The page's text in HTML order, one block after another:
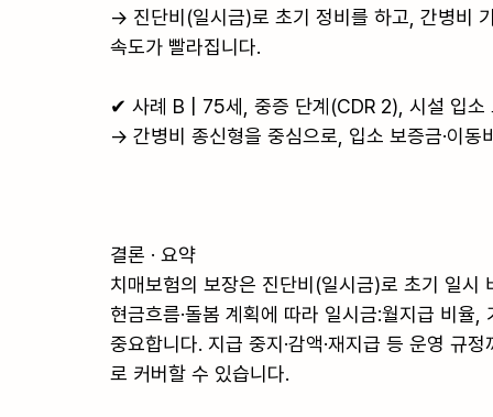
→ 진단비(일시금)로 초기 정비를 하고, 간병비
속도가 빨라집니다.
✔ 사례 B | 75세, 중증 단계(CDR 2), 시설 입소
→ 간병비 종신형을 중심으로, 입소 보증금·이동
결론 · 요약
치매보험의 보장은 진단비(일시금)로 초기 일
현금흐름·돌봄 계획에 따라 일시금:월지급 비율
중요합니다. 지급 중지·감액·재지급 등 운영 규
로 커버할 수 있습니다.